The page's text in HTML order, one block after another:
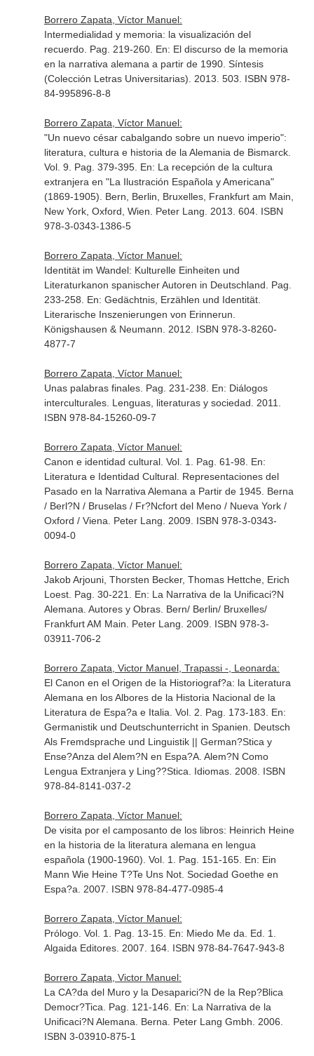
Borrero Zapata, Víctor Manuel:
Intermedialidad y memoria: la visualización del
recuerdo. Pag. 219-260. En: El discurso de la memoria
en la narrativa alemana a partir de 1990. Síntesis
(Colección Letras Universitarias). 2013. 503. ISBN 978-
84-995896-8-8
Borrero Zapata, Víctor Manuel:
"Un nuevo césar cabalgando sobre un nuevo imperio":
literatura, cultura e historia de la Alemania de Bismarck.
Vol. 9. Pag. 379-395. En: La recepción de la cultura
extranjera en "La Ilustración Española y Americana"
(1869-1905) . Bern, Berlin, Bruxelles, Frankfurt am Main,
New York, Oxford, Wien. Peter Lang. 2013. 604. ISBN
978-3-0343-1386-5
Borrero Zapata, Víctor Manuel:
Identität im Wandel: Kulturelle Einheiten und
Literaturkanon spanischer Autoren in Deutschland. Pag.
233-258. En: Gedächtnis, Erzählen und Identität.
Literarische Inszenierungen von Erinnerun
Königshausen & Neumann. 2012. ISBN 978-3-8260-
4877-7
Borrero Zapata, Víctor Manuel:
Unas palabras finales. Pag. 231-238. En: Diálogos
interculturales. Lenguas, literaturas y sociedad . 2011.
ISBN 978-84-15260-09-7
Borrero Zapata, Víctor Manuel:
Canon e identidad cultural. Vol. 1. Pag. 61-98. En:
Literatura e Identidad Cultural. Representaciones del
Pasado en la Narrativa Alemana a Partir de 1945. Berna
/ Berl?N / Bruselas / Fr?Ncfort del Meno / Nueva York /
Oxford / Viena. Peter Lang. 2009. ISBN 978-3-0343-
0094-0
Borrero Zapata, Víctor Manuel:
Jakob Arjouni, Thorsten Becker, Thomas Hettche, Erich
Loest. Pag. 30-221. En: La Narrativa de la Unificaci?N
Alemana. Autores y Obras. Bern/ Berlin/ Bruxelles/
Frankfurt AM Main. Peter Lang. 2009. ISBN 978-3-
03911-706-2
Borrero Zapata, Victor Manuel, Trapassi -, Leonarda:
El Canon en el Origen de la Historiograf?a: la Literatura
Alemana en los Albores de la Historia Nacional de la
Literatura de Espa?a e Italia. Vol. 2. Pag. 173-183. En:
Germanistik und Deutschunterricht in Spanien. Deutsch
Als Fremdsprache und Linguistik || German?Stica y
Ense?Anza del Alem?N en Espa?A. Alem?N Como
Lengua Extranjera y Ling??Stica . Idiomas. 2008. ISBN
978-84-8141-037-2
Borrero Zapata, Víctor Manuel:
De visita por el camposanto de los libros: Heinrich Heine
en la historia de la literatura alemana en lengua
española (1900-1960). Vol. 1. Pag. 151-165. En: Ein
Mann Wie Heine T?Te Uns Not. Sociedad Goethe en
Espa?a. 2007. ISBN 978-84-477-0985-4
Borrero Zapata, Víctor Manuel:
Prólogo. Vol. 1. Pag. 13-15. En: Miedo Me da . Ed. 1.
Algaida Editores. 2007. 164. ISBN 978-84-7647-943-8
Borrero Zapata, Victor Manuel:
La CA?da del Muro y la Desaparici?N de la Rep?Blica
Democr?Tica. Pag. 121-146. En: La Narrativa de la
Unificaci?N Alemana . Berna. Peter Lang Gmbh. 2006.
ISBN 3-03910-875-1